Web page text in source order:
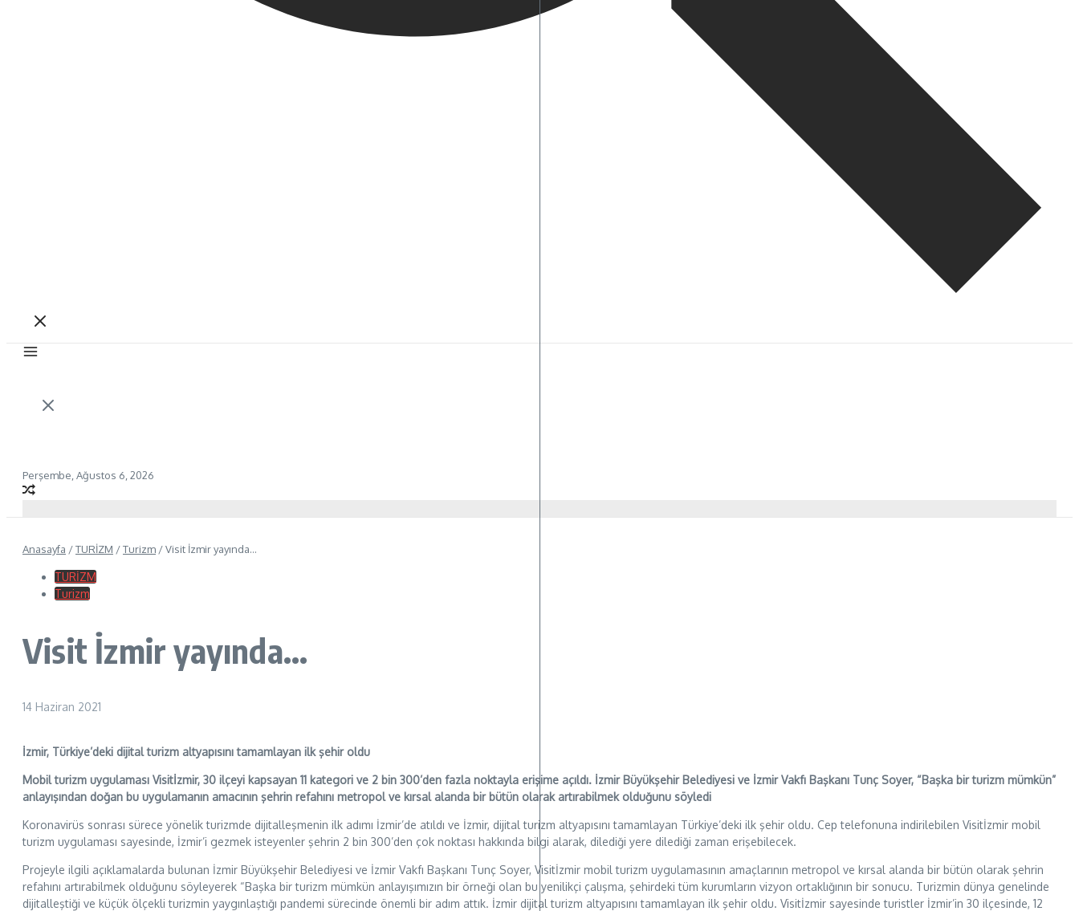
Perşembe, Ağustos 6, 2026
Anasayfa /TURİZM /Turizm /Visit İzmir yayında…
TURİZM
Turizm
Visit İzmir yayında…
14 Haziran 2021
İzmir, Türkiye’deki dijital turizm altyapısını tamamlayan ilk şehir oldu
Mobil turizm uygulaması Visitİzmir, 30 ilçeyi kapsayan 11 kategori ve 2 bin 300’den fazla noktayla erişime açıldı. İzmir Büyükşehir Belediyesi ve İzmir Vakfı Başkanı Tunç Soyer, “Başka bir turizm mümkün”
anlayışından doğan bu uygulamanın amacının şehrin refahını metropol ve kırsal alanda bir bütün olarak artırabilmek olduğunu söyledi
Koronavirüs sonrası sürece yönelik turizmde dijitalleşmenin ilk adımı İzmir’de atıldı ve İzmir, dijital turizm altyapısını tamamlayan Türkiye’deki ilk şehir oldu. Cep telefonuna indirilebilen Visitİzmir mobil
turizm uygulaması sayesinde, İzmir’i gezmek isteyenler şehrin 2 bin 300’den çok noktası hakkında bilgi alarak, dilediği yere dilediği zaman erişebilecek.
Projeyle ilgili açıklamalarda bulunan İzmir Büyükşehir Belediyesi ve İzmir Vakfı Başkanı Tunç Soyer, Visitİzmir mobil turizm uygulamasının amaçlarının metropol ve kırsal alanda bir bütün olarak şehrin
refahını artırabilmek olduğunu söyleyerek “Başka bir turizm mümkün anlayışımızın bir örneği olan bu yenilikçi çalışma, şehirdeki tüm kurumların vizyon ortaklığının bir sonucu. Turizmin dünya genelinde
dijitalleştiği ve küçük ölçekli turizmin yaygınlaştığı pandemi sürecinde önemli bir adım attık. İzmir dijital turizm altyapısını tamamlayan ilk şehir oldu. Visitİzmir sayesinde turistler İzmir’in 30 ilçesinde, 12